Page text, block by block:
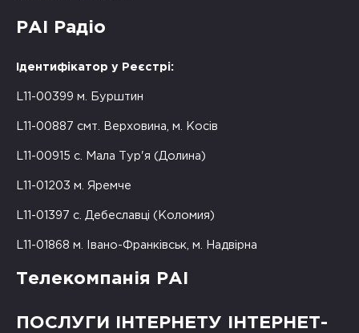
РАІ Радіо
Ідентифікатор у Реєстрі:
L11-00399 м. Бурштин
L11-00887 смт. Верховина, м. Косів
L11-00915 с. Мала Тур'я (Долина)
L11-01203 м. Яремче
L11-01397 с. Дебеславці (Коломия)
L11-01868 м. Івано-Франківськ, м. Надвірна
Телекомпанія РАІ
ПОСЛУГИ ІНТЕРНЕТУ ІНТЕРНЕТ-